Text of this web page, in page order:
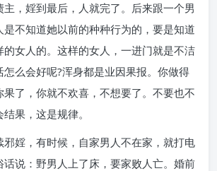
，婬到最后，人就完了。后来跟一个男
是不知道她以前的种种行为的，要是知道
的女人的。这样的女人，一进门就是不洁
么会好呢?浑身都是业因果报。你做得
果了，你就不欢喜，不想要了。不要也不
果，这是规律。
邪婬，有时候，自家男人不在家，就打电
话说：野男人上了床，要家败人亡。婚前